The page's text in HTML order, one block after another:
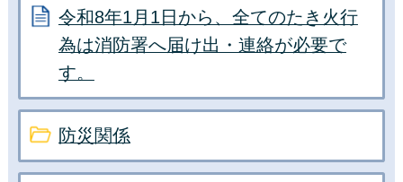
令和8年1月1日から、全てのたき火行
為は消防署へ届け出・連絡が必要で
す。
防災関係